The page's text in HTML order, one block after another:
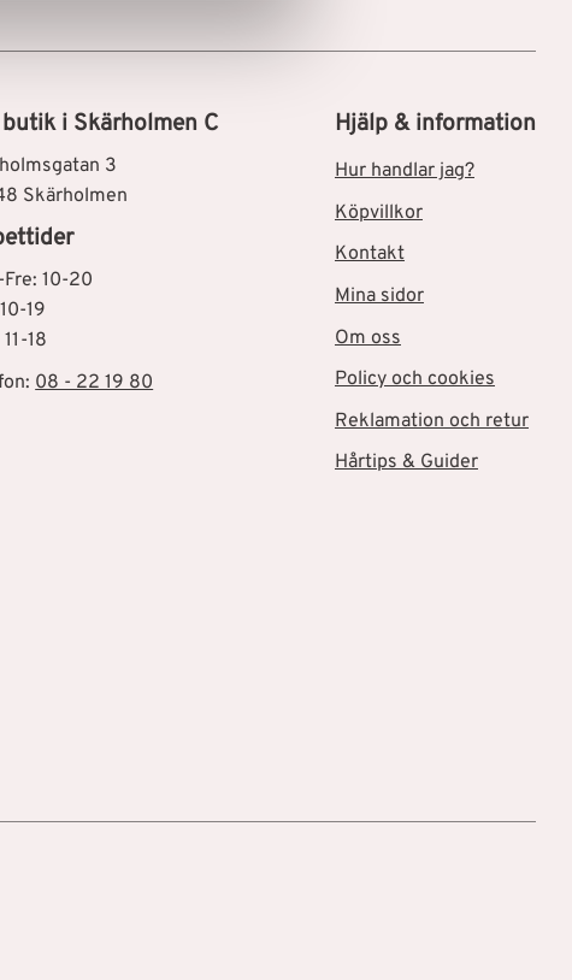
i Skärholmen C
3
Skärholmen
Fre: 10-20
19
18
08 - 22 19 80
Hjälp & information
Hur handlar jag?
Köpvillkor
Kontakt
Mina sidor
Om oss
Policy och cookies
Reklamation och retur
Hårtips & Guider